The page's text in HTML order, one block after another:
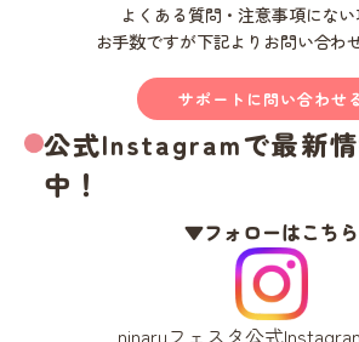
よくある質問・注意事項にない
お手数ですが下記よりお問い合わ
サポートに問い合わせ
公式Instagramで最新
中！
▼フォローはこちら
ninaruフェスタ公式